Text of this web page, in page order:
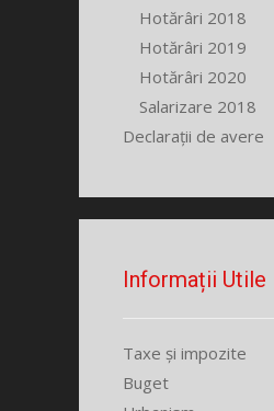
Hotărâri 2018
Hotărâri 2019
Hotărâri 2020
Salarizare 2018
Declarații de avere
Informații Utile
Taxe și impozite
Buget